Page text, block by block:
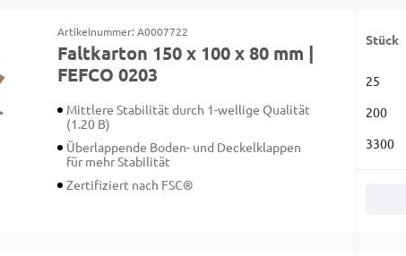
Artikelnummer: A0007722
Faltkarton 150 x 100 x 80 mm |
FEFCO 0203
Mittlere Stabilität durch 1-wellige Qualität
(1.20 B)
Überlappende Boden- und Deckelklappen
für mehr Stabilität
Zertifiziert nach FSC®
Stück
25
200
3300